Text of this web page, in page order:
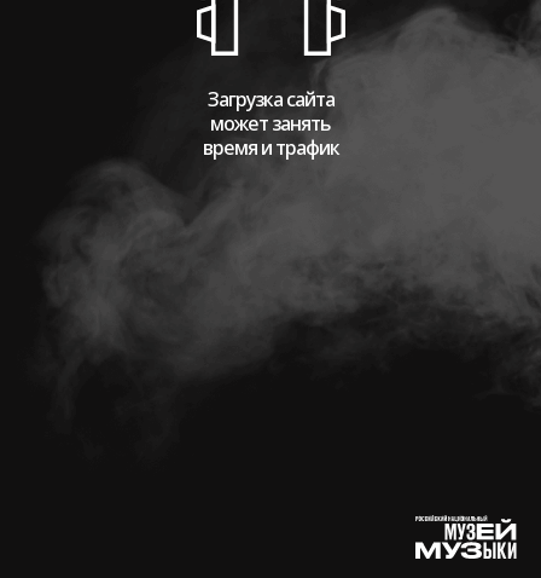
Загрузка сайта
может занять
время и трафик